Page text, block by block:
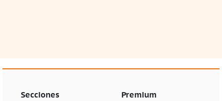
Secciones Premium